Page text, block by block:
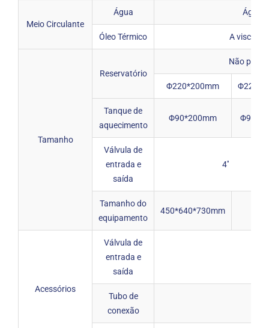
Meio Circulante
Água Água
Óleo Térmico A
Tamanho
Reservatório
Não
Φ220*200mm
Tanque de
aquecimento
Φ90*200mm
Válvula de
entrada e
saída
4''
Tamanho do
equipamento
450*640*730mm
Acessórios
Válvula de
entrada e
saída
Tubo de
conexão